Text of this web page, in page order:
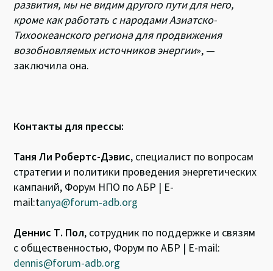
развития, мы не видим другого пути для него,
кроме как работать с народами Азиатско-
Тихоокеанского региона для продвижения
возобновляемых источников энергии», —
заключила она.
Контакты для прессы:
Таня Ли Робертс-Дэвис, специалист по вопросам
стратегии и политики проведения энергетических
кампаний, Форум НПО по АБР | E-
mail:tanya@forum-adb.org
Деннис Т. Пол, сотрудник по поддержке и связям
с общественностью, Форум по АБР | E-mail:
dennis@forum-adb.org